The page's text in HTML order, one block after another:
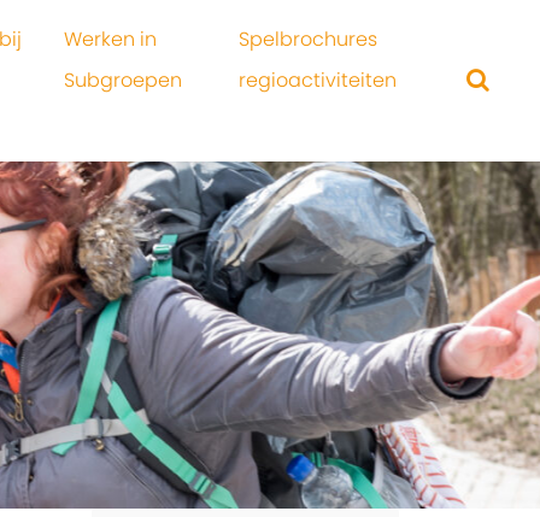
Werken in
Subgroepen
Spelbrochures
regioactiviteiten